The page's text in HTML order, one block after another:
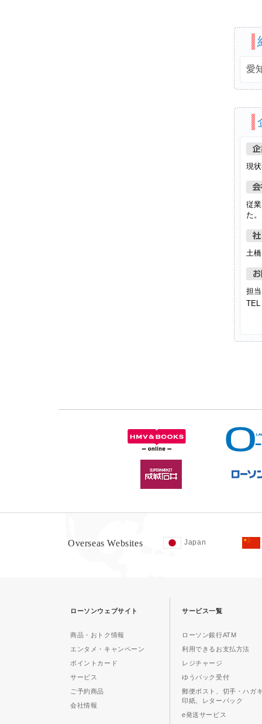
愛
現
従
た。
土
担
TEL
Overseas Websites Japan
ローソンウェブサイト
商品・おトク情報
エンタメ・キャンペーン
ポイントカード
サービス
ご予約商品
会社情報
サービス一覧
ローソン銀行ATM
利用できるお支払方法
レジチャージ
ゆうパック受付
郵便ポスト、切手・ハガ
印紙、レターパック
e発送サービス